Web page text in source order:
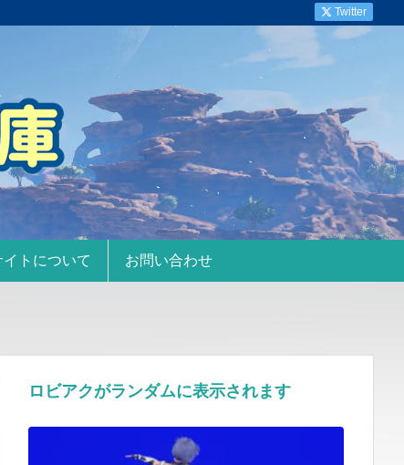
イトについて お問い合わせ
Twitter
ロビアクがランダムに表示されます